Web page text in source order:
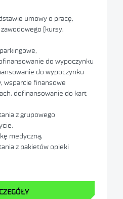
umowy o pracę,
(kursy,
do wypoczynku
do wypoczynku
wsparcie finansowe
dofinansowanie do kart
z grupowego
medyczną,
z pakietów opieki